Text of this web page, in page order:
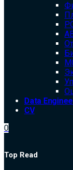
Data
CV
0
Top Read